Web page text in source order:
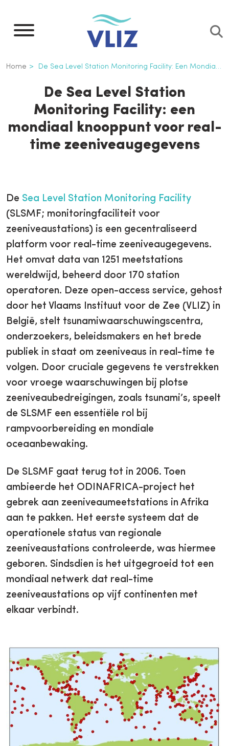
naar
inhoud
Kruimelpad
Home De Sea Level Station Monitoring Facility: Een Mondiaal Knooppunt Voor Real-time Zeeniveaugegevens
De Sea Level Station
Monitoring Facility: een
mondiaal knooppunt voor real-
time zeeniveaugegevens
De Sea Level Station Monitoring Facility
(SLSMF; monitoringfaciliteit voor
zeeniveaustations) is een gecentraliseerd
platform voor real-time zeeniveaugegevens.
Het omvat data van 1251 meetstations
wereldwijd, beheerd door 170 station
operatoren. Deze open-access service, gehost
door het Vlaams Instituut voor de Zee (VLIZ) in
België, stelt tsunamiwaarschuwingscentra,
onderzoekers, beleidsmakers en het brede
publiek in staat om zeeniveaus in real-time te
volgen. Door cruciale gegevens te verstrekken
voor vroege waarschuwingen bij plotse
zeeniveaubedreigingen, zoals tsunami’s, speelt
de SLSMF een essentiële rol bij
rampvoorbereiding en mondiale
oceaanbewaking.
De SLSMF gaat terug tot in 2006. Toen
ambieerde het ODINAFRICA-project het
gebrek aan zeeniveaumeetstations in Afrika
aan te pakken. Het eerste systeem dat de
operationele status van regionale
zeeniveaustations controleerde, was hiermee
geboren. Sindsdien is het uitgegroeid tot een
mondiaal netwerk dat real-time
zeeniveaustations op vijf continenten met
elkaar verbindt.